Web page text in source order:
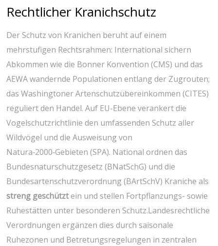
Rechtlicher Kranichschutz
Der Schutz von Kranichen beruht⁢ auf einem
mehrstufigen Rechtsrahmen: International sichern
⁢Abkommen wie die Bonner Konvention (CMS) und das
AEWA wandernde Populationen entlang der Zugrouten;
das Washingtoner Artenschutzübereinkommen (CITES)
reguliert den ‌Handel. ⁤Auf EU-Ebene verankert die
Vogelschutzrichtlinie ​den umfassenden Schutz aller
Wildvögel und die ‌Ausweisung von
Natura‑2000‑Gebieten​ (SPA). National ordnen das
Bundesnaturschutzgesetz (BNatSchG) und die
Bundesartenschutzverordnung (BArtSchV) Kraniche als
streng geschütztein und stellen Fortpflanzungs- sowie
Ruhestätten unter besonderen ‌Schutz.Landesrechtliche
Verordnungen ergänzen dies durch saisonale
Ruhezonen ⁣und Betretungsregelungen in zentralen